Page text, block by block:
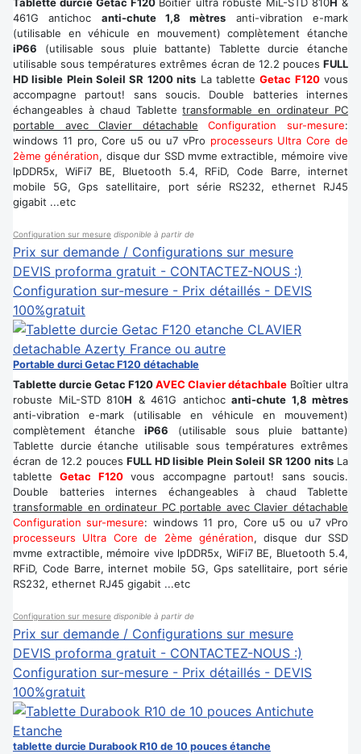
461G antichoc anti-chute 1,8 mètres anti-vibration e-mark
(utilisable en véhicule en mouvement) complètement étanche
iP66 (utilisable sous pluie battante) Tablette durcie étanche
utilisable sous températures extrêmes écran de 12.2 pouces FULL
HD lisible Plein Soleil SR 1200 nits La tabletteGetac F120vous
accompagne partout! sans soucis. Double batteries internes
échangeables à chaud Tablettetransformable en ordinateur PC
portable avec Clavier détachable
Configuration sur-mesure:
windows 11 pro, Core u5 ou u7 vPro processeurs Ultra Core de
2ème génération, disque dur SSD mvme extractible, mémoire vive
lpDDR5x, WiFi7 BE, Bluetooth 5.4, RFiD, Code Barre, internet
mobile 5G, Gps satellitaire, port série RS232, ethernet RJ45
gigabit ...etc
Configuration sur mesure disponible à partir de
Prix sur demande / Configurations sur mesure
DEVIS proforma gratuit - CONTACTEZ-NOUS :)
Configuration sur-mesure - Prix détaillés - DEVIS
100%gratuit
Portable durci Getac F120 détachable
Tablette durcie Getac F120AVEC Clavier détachbale Boîtier ultra
robuste MiL-STD 810H & 461G antichoc anti-chute 1,8 mètres
anti-vibration e-mark (utilisable en véhicule en mouvement)
complètement étancheiP66 (utilisable sous pluie battante)
Tablette durcie étanche utilisable sous températures extrêmes
écran de 12.2 pouces FULL HD lisible Plein Soleil SR 1200 nitsLa
tabletteGetac F120vous accompagne partout! sans soucis.
Double batteries internes échangeables à chaud Tablette
transformable en ordinateur PC portable avec Clavier détachable
Configuration sur-mesure: windows 11 pro, Core u5 ou u7 vPro
processeurs Ultra Core de 2ème génération, disque dur SSD
mvme extractible, mémoire vive lpDDR5x, WiFi7 BE, Bluetooth 5.4,
RFiD, Code Barre, internet mobile 5G, Gps satellitaire, port série
RS232, ethernet RJ45 gigabit ...etc
Configuration sur mesure disponible à partir de
Prix sur demande / Configurations sur mesure
DEVIS proforma gratuit - CONTACTEZ-NOUS :)
Configuration sur-mesure - Prix détaillés - DEVIS
100%gratuit
tablette durcie Durabook R10 de 10 pouces étanche